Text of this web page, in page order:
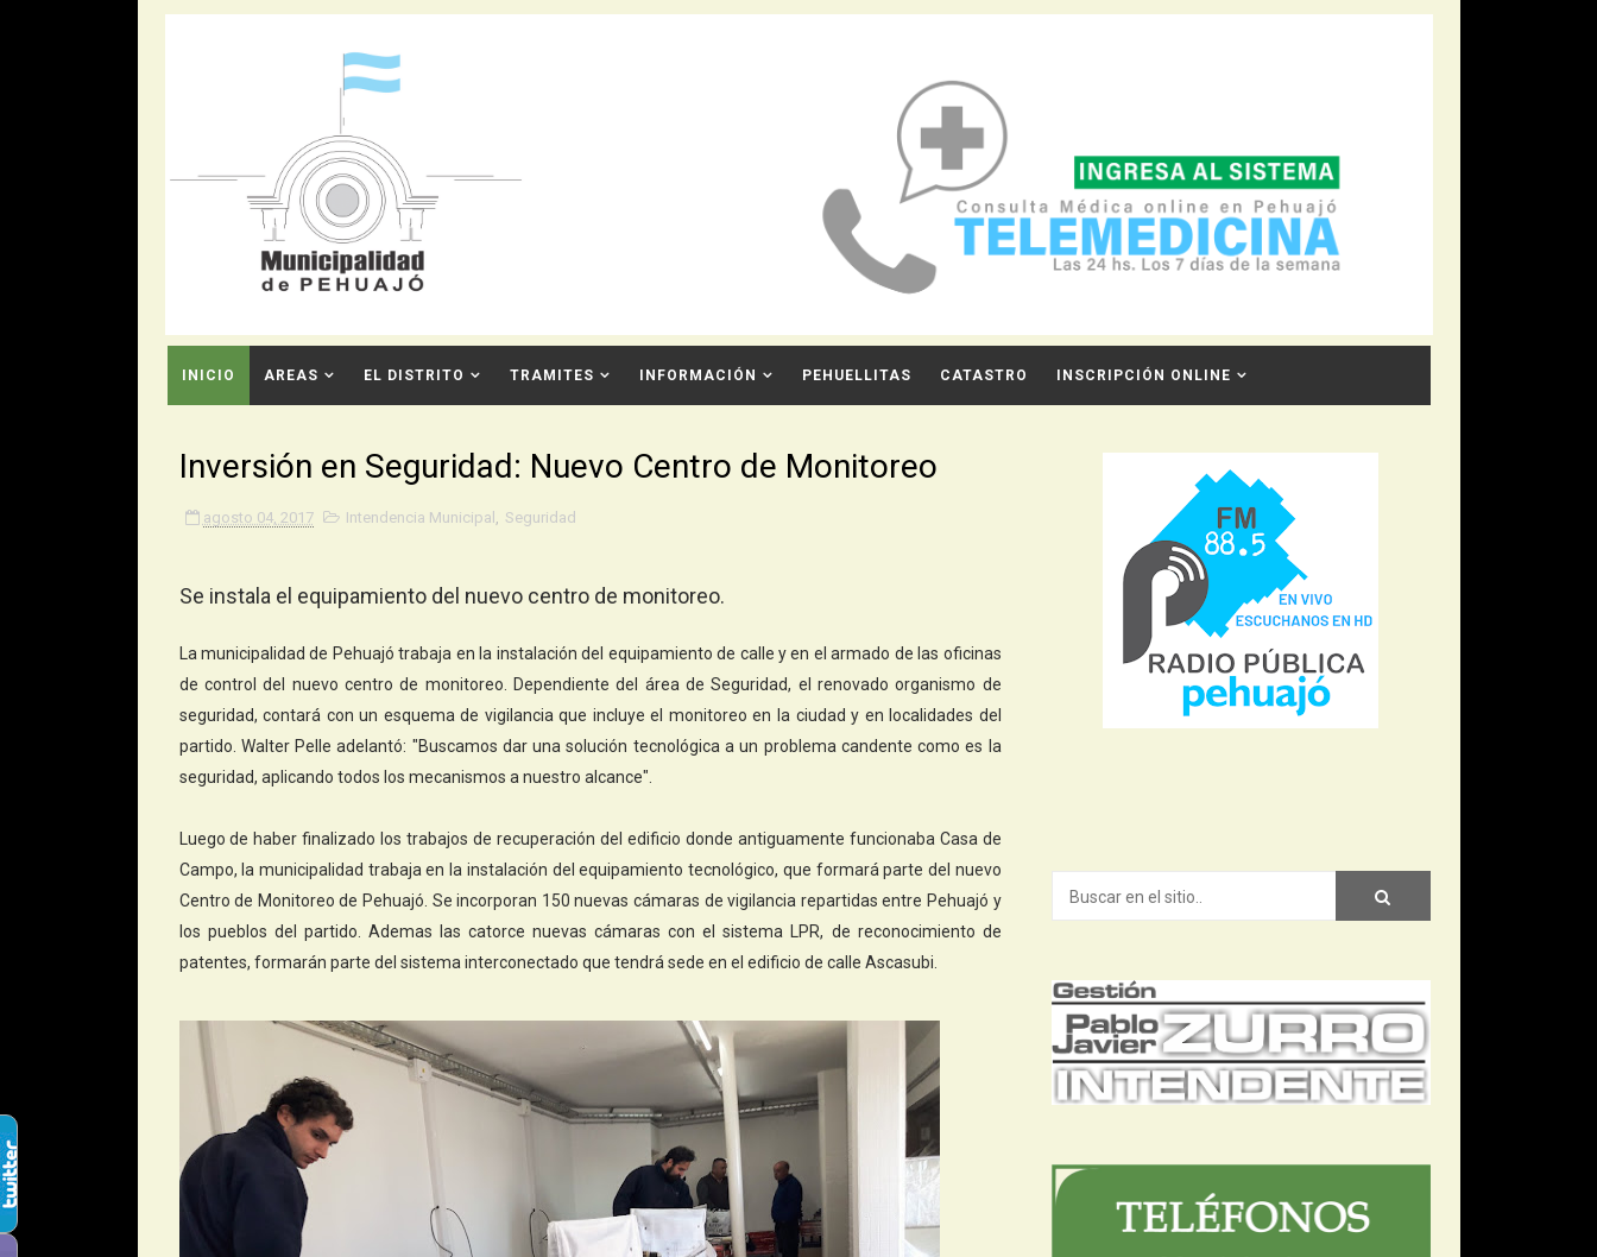
INICIO AREAS EL DISTRITO TRAMITES INFORMACIÓN PEHUELLITAS CATASTRO INSCRIPCIÓN ONLINE
Inversión en Seguridad: Nuevo Centro de Monitoreo
agosto 04, 2017 Intendencia Municipal , Seguridad
Se instala el equipamiento del nuevo centro de monitoreo.
La municipalidad de Pehuajó trabaja en la instalación del equipamiento de calle y en el armado de las oficinas
de control del nuevo centro de monitoreo. Dependiente del área de Seguridad, el renovado organismo de
seguridad, contará con un esquema de vigilancia que incluye el monitoreo en la ciudad y en localidades del
partido. Walter Pelle adelantó: "Buscamos dar una solución tecnológica a un problema candente como es la
seguridad, aplicando todos los mecanismos a nuestro alcance".
Luego de haber finalizado los trabajos de recuperación del edificio donde antiguamente funcionaba Casa de
Campo, la municipalidad trabaja en la instalación del equipamiento tecnológico, que formará parte del nuevo
Centro de Monitoreo de Pehuajó. Se incorporan 150 nuevas cámaras de vigilancia repartidas entre Pehuajó y
los pueblos del partido. Ademas las catorce nuevas cámaras con el sistema LPR, de reconocimiento de
patentes, formarán parte del sistema interconectado que tendrá sede en el edificio de calle Ascasubi.